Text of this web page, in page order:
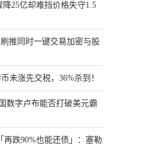
25亿却难挡价格失守1.5
刷推同时一键交易加密与股
未涨先交税，36%杀到！
数字卢布能否打破美元霸
再跌90%也能还债」：塞勒